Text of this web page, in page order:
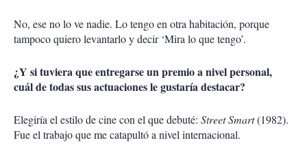
No, ese no lo ve nadie. Lo tengo en otra habitación, porque
tampoco quiero levantarlo y decir ‘Mira lo que tengo’.
¿Y si tuviera que entregarse un premio a nivel personal,
cuál de todas sus actuaciones le gustaría destacar?
Elegiría el estilo de cine con el que debuté: Street Smart(1982).
Fue el trabajo que me catapultó a nivel internacional.